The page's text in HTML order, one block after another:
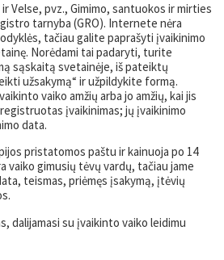
Velse, pvz., Gimimo, santuokos ir mirties
tarnyba (GRO). Internete nėra
tačiau galite paprašyti įvaikinimo
Norėdami tai padaryti, turite
sąskaitą svetainėje, iš pateiktų
užsakymą“ ir užpildykite formą.
vaiko amžių arba jo amžių, kai jis
įvaikinimas; jų įvaikinimo
data.
pristatomos paštu ir kainuoja po 14
vaiko gimusių tėvų vardų, tačiau jame
teismas, priėmęs įsakymą, įtėvių